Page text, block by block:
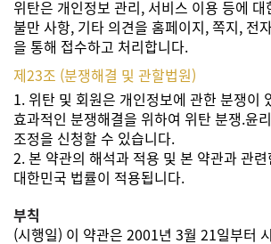
위탄은 개인정보 관리, 서비스 이용 등에 대
불만 사항, 기타 의견을 홈페이지, 쪽지, 전
을 통해 접수하고 처리합니다.
제23조 (분쟁해결 및 관할법원)
1. 위탄 및 회원은 개인정보에 관한 분쟁이
효과적인 분쟁해결을 위하여 위탄 분쟁.윤
조정을 신청할 수 있습니다.
2. 본 약관의 해석과 적용 및 본 약관과 관
대한민국 법률이 적용됩니다.
부칙
(시행일) 이 약관은 2001년 3월 21일부터